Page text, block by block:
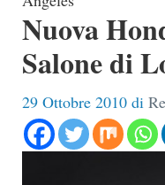
Nuova
Salone di
29 Ottobre 2010 di